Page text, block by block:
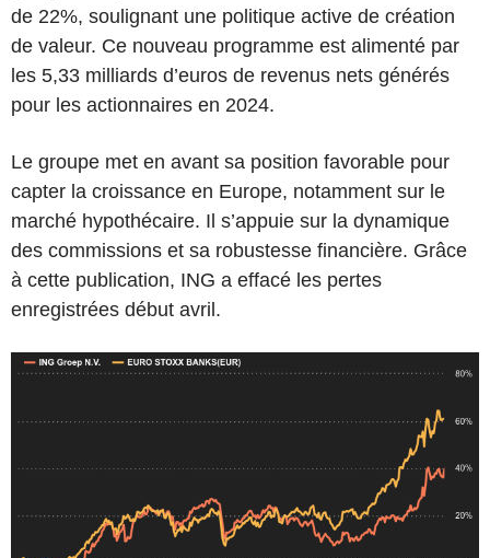
de 22%, soulignant une politique active de création
de valeur. Ce nouveau programme est alimenté par
les 5,33 milliards d’euros de revenus nets générés
pour les actionnaires en 2024.
Le groupe met en avant sa position favorable pour
capter la croissance en Europe, notamment sur le
marché hypothécaire. Il s’appuie sur la dynamique
des commissions et sa robustesse financière. Grâce
à cette publication, ING a effacé les pertes
enregistrées début avril.